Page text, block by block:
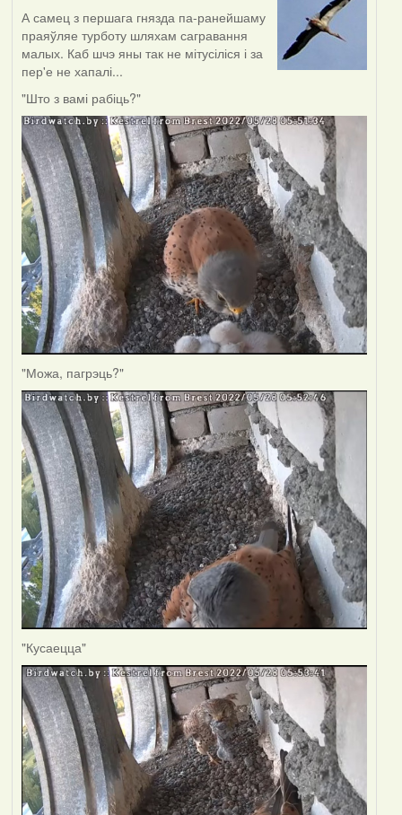
А самец з першага гнязда па-ранейшаму
праяўляе турботу шляхам сагравання
малых. Каб шчэ яны так не мітусіліся і за
пер'е не хапалі...
"Што з вамі рабіць?"
"Можа, пагрэць?"
"Кусаецца"